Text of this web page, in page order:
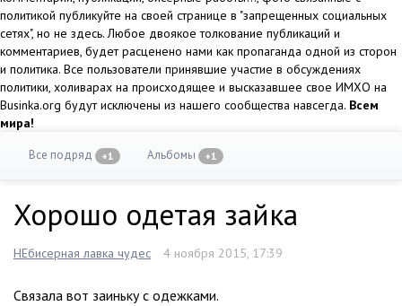
политикой публикуйте на своей странице в "запрещенных социальных
сетях", но не здесь. Любое двоякое толкование публикаций и
комментариев, будет расценено нами как пропаганда одной из сторон
и политика. Все пользователи принявшие участие в обсуждениях
политики, холиварах на происходящее и высказавшее свое ИМХО на
Businka.org будут исключены из нашего сообщества навсегда. Всем
мира!
Все подряд +1 Альбомы +1
Хорошо одетая зайка
НЕбисерная лавка чудес 4 ноября 2015, 17:39
Связала вот заиньку с одежками.